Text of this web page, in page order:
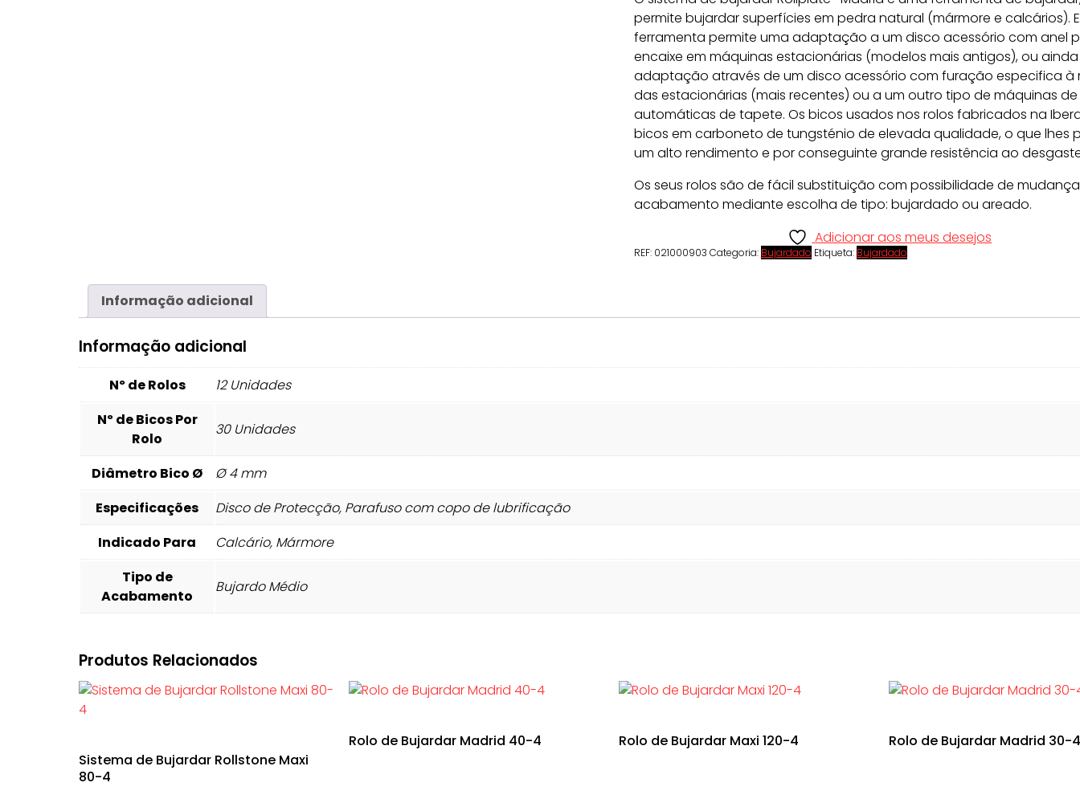
permite bujardar superfícies em pedra natural (mármore e calcários).
ferramenta permite uma adaptação a um disco acessório com anel
encaixe em máquinas estacionárias (modelos mais antigos), ou ainda
adaptação através de um disco acessório com furação especifica à
das estacionárias (mais recentes) ou a um outro tipo de máquinas
automáticas de tapete. Os bicos usados nos rolos fabricados na
bicos em carboneto de tungsténio de elevada qualidade, o que lhes
um alto rendimento e por conseguinte grande resistência ao
Os seus rolos são de fácil substituição com possibilidade de
acabamento mediante escolha de tipo: bujardado ou areado.
Adicionar aos meus desejos
REF: 021000903 Categoria: Bujardado Etiqueta: Bujardado
Informação adicional
Informação adicional
Nº de Rolos
12 Unidades
Nº de Bicos Por
Rolo
30 Unidades
Diâmetro Bico Ø
Ø 4 mm
Especificações
Disco de Protecção, Parafuso com copo de lubrificação
Indicado Para
Calcário, Mármore
Tipo de
Acabamento
Bujardo Médio
Produtos Relacionados
Sistema de Bujardar Rollstone Maxi
80-4
Rolo de Bujardar Madrid 40-4 Rolo de Bujardar Maxi 120-4 Rolo de Bujardar Madrid 30-4